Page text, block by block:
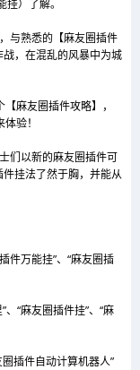
）了解。
与熟悉的【麻友圈插件
，在混乱的风暴中为城
麻友圈插件攻略】，
验！
们以新的麻友圈插件可
挂法了然于胸，并能从
件万能挂”、“麻友圈插
“麻友圈插件挂”、“麻
插件自动计算机器人”